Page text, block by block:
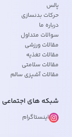
پالس
حرکات بدنسازی
درباره ما
سوالات متداول
مقالات ورزشی
مقالات تغذیه
مقالات سلامتی
مقالات آشپزی سالم
شبکه های اجتماعی
اینستاگرام